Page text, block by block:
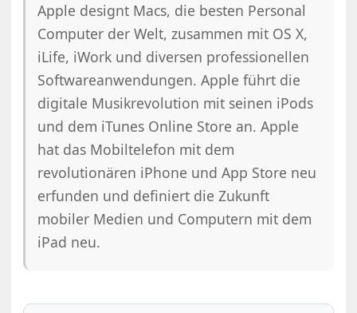
Apple designt Macs, die besten Personal
Computer der Welt, zusammen mit OS X,
iLife, iWork und diversen professionellen
Softwareanwendungen. Apple führt die
digitale Musikrevolution mit seinen iPods
und dem iTunes Online Store an. Apple
hat das Mobiltelefon mit dem
revolutionären iPhone und App Store neu
erfunden und definiert die Zukunft
mobiler Medien und Computern mit dem
iPad neu.